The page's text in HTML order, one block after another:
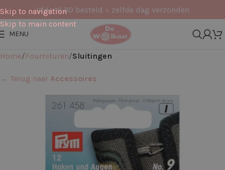
Skip to navigation
Skip to main content
Vóór 16:30 besteld = zelfde dag verzonden
MENU
Home Fournituren Sluitingen
← Terug naar Accessoires